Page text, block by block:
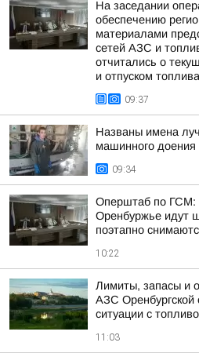
На заседании
обеспечению
материалами
сетей АЗС и
отчитались о
и отпуском топлива
09:37
Названы имена
машинного
09:34
Оперштаб по ГСМ:
Оренбуржье идут
поэтапно
10:22
Лимиты, запасы и
АЗС Оренбургской
ситуации с
11:03